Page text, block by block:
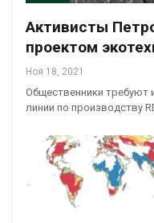
Активисты
проектом
Ноя 18, 2021
Общественники требуют
линии по производству